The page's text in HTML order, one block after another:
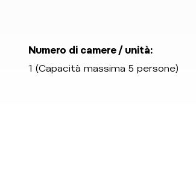
Numero di camere / unità:
1 (Capacità massima 5 persone)